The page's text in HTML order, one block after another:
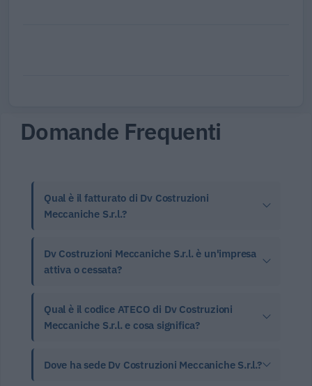
Domande Frequenti
Qual è il fatturato di Dv Costruzioni
Meccaniche S.r.l.?
Dv Costruzioni Meccaniche S.r.l. è un'impresa
attiva o cessata?
Qual è il codice ATECO di Dv Costruzioni
Meccaniche S.r.l. e cosa significa?
Dove ha sede Dv Costruzioni Meccaniche S.r.l.?